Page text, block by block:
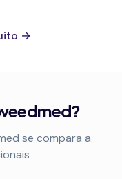
→
se compara a